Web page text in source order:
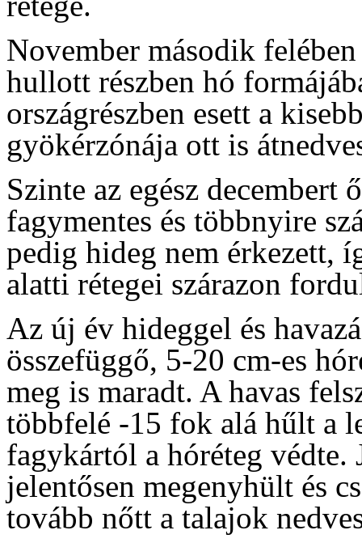
November második
hullott részben hó
országrészben esett a
gyökérzónája ott is
Szinte az egész decembert
fagymentes és többnyire
pedig hideg nem érkezett,
alatti rétegei szárazon
Az új év hideggel és
összefüggő, 5-20 cm-es
meg is maradt. A havas
többfelé -15 fok alá hűlt a
fagykártól a hóréteg védte.
jelentősen megenyhült és
tovább nőtt a talajok